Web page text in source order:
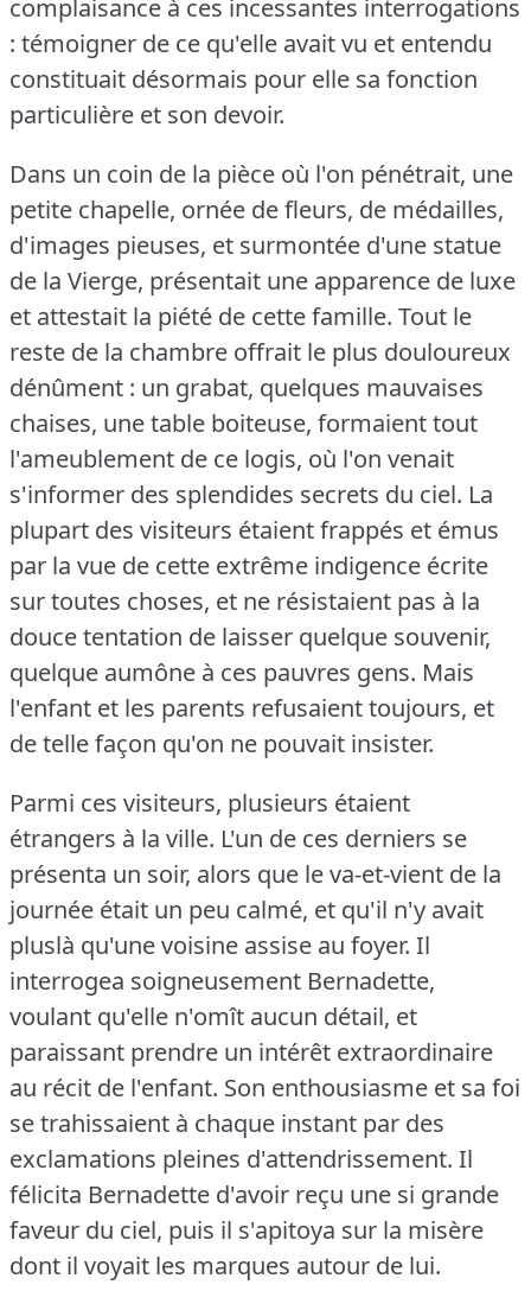
complaisance à ces incessantes interrogations
: témoigner de ce qu'elle avait vu et entendu
constituait désormais pour elle sa fonction
particulière et son devoir.
Dans un coin de la pièce où l'on pénétrait, une
petite chapelle, ornée de fleurs, de médailles,
d'images pieuses, et surmontée d'une statue
de la Vierge, présentait une apparence de luxe
et attestait la piété de cette famille. Tout le
reste de la chambre offrait le plus douloureux
dénûment : un grabat, quelques mauvaises
chaises, une table boiteuse, formaient tout
l'ameublement de ce logis, où l'on venait
s'informer des splendides secrets du ciel. La
plupart des visiteurs étaient frappés et émus
par la vue de cette extrême indigence écrite
sur toutes choses, et ne résistaient pas à la
douce tentation de laisser quelque souvenir,
quelque aumône à ces pauvres gens. Mais
l'enfant et les parents refusaient toujours, et
de telle façon qu'on ne pouvait insister.
Parmi ces visiteurs, plusieurs étaient
étrangers à la ville. L'un de ces derniers se
présenta un soir, alors que le va-et-vient de la
journée était un peu calmé, et qu'il n'y avait
pluslà qu'une voisine assise au foyer. Il
interrogea soigneusement Bernadette,
voulant qu'elle n'omît aucun détail, et
paraissant prendre un intérêt extraordinaire
au récit de l'enfant. Son enthousiasme et sa foi
se trahissaient à chaque instant par des
exclamations pleines d'attendrissement. Il
félicita Bernadette d'avoir reçu une si grande
faveur du ciel, puis il s'apitoya sur la misère
dont il voyait les marques autour de lui.